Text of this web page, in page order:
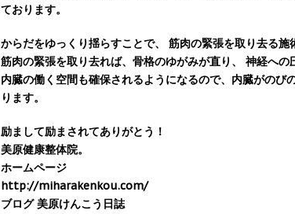
ております。
からだをゆっくり揺らすことで、 筋肉の緊張を取り去る施
筋肉の緊張を取り去れば、骨格のゆがみが直り、 神経への
内臓の働く空間も確保されるようになるので、内臓がのび
ります。
励まして励まされてありがとう！
美原健康整体院。
ホームページ
http://miharakenkou.com/
ブログ 美原けんこう日誌